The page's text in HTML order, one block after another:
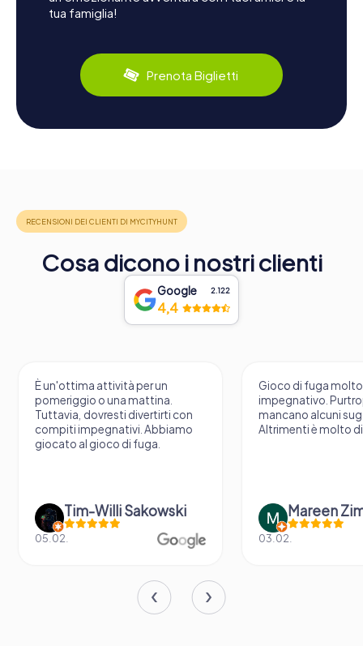
tua famiglia!
Prenota Biglietti
Cosa dicono i nostri clienti
Google 2.122
4,4
È un'ottima attività per un
pomeriggio o una mattina.
Tuttavia, dovresti divertirti con
compiti impegnativi. Abbiamo
giocato al gioco di fuga.
Tim-Willi Sakowski
05.02.
Gioco di fuga molto
impegnativo.
mancano alcuni
Altrimenti è molto
Mareen
03.02.